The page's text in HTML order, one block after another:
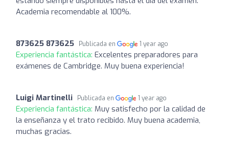
Academia recomendable al 100%.
873625 873625 Publicada en 1 year ago
Experiencia fantástica: Excelentes preparadores para
exámenes de Cambridge. Muy buena experiencia!
Luigi Martinelli Publicada en 1 year ago
Experiencia fantástica: Muy satisfecho por la calidad de
la enseñanza y el trato recibido. Muy buena academia,
muchas gracias.